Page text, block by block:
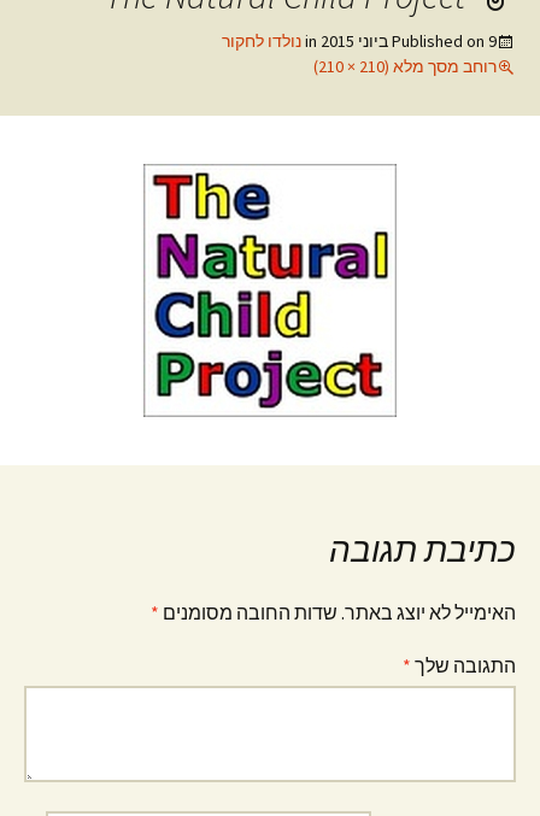
Published on 9 ביוני 2015
נולדו לחקור
רוחב מסך מלא (210 × 210)
כתיבת תגובה
האימייל לא יוצג באתר. שדות החובה מסומנים *
התגובה שלך *